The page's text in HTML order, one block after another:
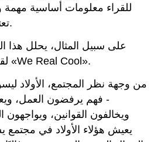
للقراء معلومات أساسية
تعتقد أنها كانت الأكثر تأثيرًا.
على سبيل المثال، يحلل هذا
لقصيدة غويندولين بروكس «We Real Cool».
من وجهة نظر المجتمع، الأولاد
- فهم يرفضون العمل،
ويخالفون القوانين،
يعيش هؤلاء الأولاد في